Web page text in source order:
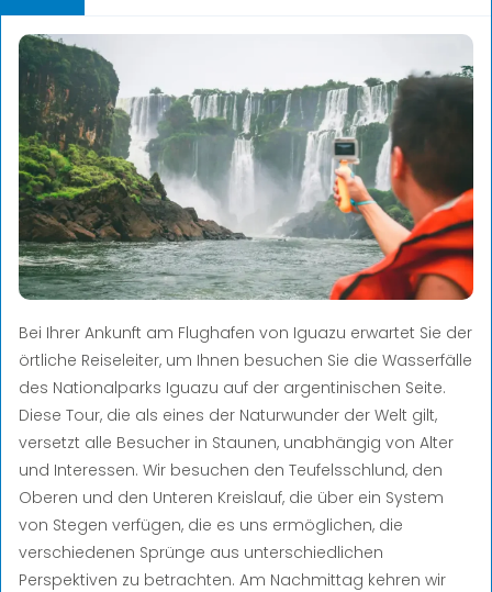
Bei Ihrer Ankunft am Flughafen von Iguazu erwartet Sie der
örtliche Reiseleiter, um Ihnen besuchen Sie die Wasserfälle
des Nationalparks Iguazu auf der argentinischen Seite.
Diese Tour, die als eines der Naturwunder der Welt gilt,
versetzt alle Besucher in Staunen, unabhängig von Alter
und Interessen. Wir besuchen den Teufelsschlund, den
Oberen und den Unteren Kreislauf, die über ein System
von Stegen verfügen, die es uns ermöglichen, die
verschiedenen Sprünge aus unterschiedlichen
Perspektiven zu betrachten. Am Nachmittag kehren wir